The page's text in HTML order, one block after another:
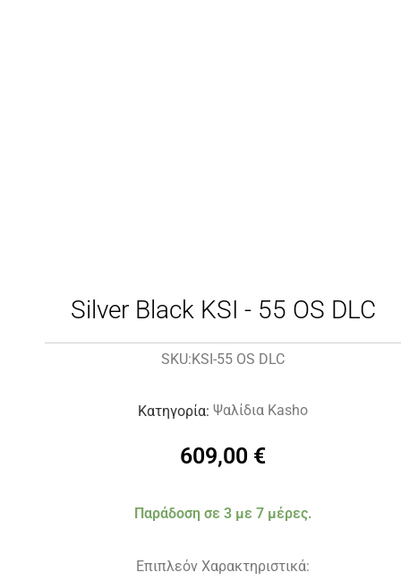
Silver Black KSI - 55 OS DLC
SKU:KSI-55 OS DLC
Κατηγορία: Ψαλίδια Kasho
609,00 €
Παράδοση σε 3 με 7 μέρες.
Επιπλεόν Χαρακτηριστικά: